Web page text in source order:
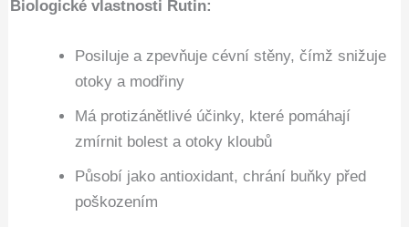
Biologické vlastnosti Rutin:
Posiluje a zpevňuje cévní stěny, čímž snižuje
otoky a modřiny
Má protizánětlivé účinky, které pomáhají
zmírnit bolest a otoky kloubů
Působí jako antioxidant, chrání buňky před
poškozením